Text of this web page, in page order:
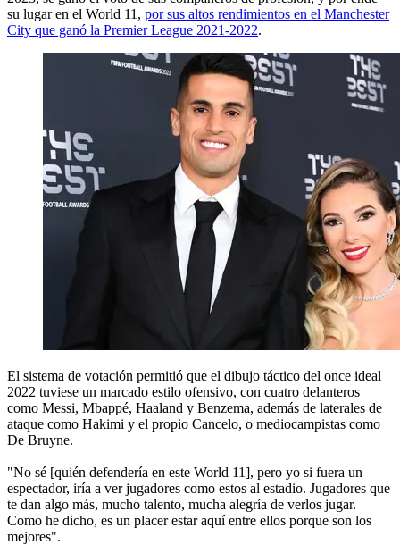
su lugar en el World 11, por sus altos rendimientos en el Manchester
City que ganó la Premier League 2021-2022.
El sistema de votación permitió que el dibujo táctico del once ideal
2022 tuviese un marcado estilo ofensivo, con cuatro delanteros
como Messi, Mbappé, Haaland y Benzema, además de laterales de
ataque como Hakimi y el propio Cancelo, o mediocampistas como
De Bruyne.
"No sé [quién defendería en este World 11], pero yo si fuera un
espectador, iría a ver jugadores como estos al estadio. Jugadores que
te dan algo más, mucho talento, mucha alegría de verlos jugar.
Como he dicho, es un placer estar aquí entre ellos porque son los
mejores".